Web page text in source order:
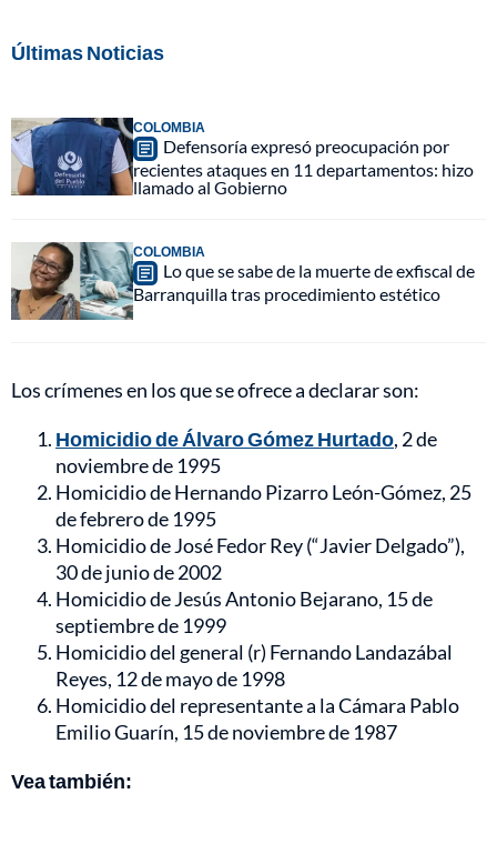
Últimas Noticias
COLOMBIA
Defensoría expresó preocupación por
recientes ataques en 11 departamentos: hizo
llamado al Gobierno
COLOMBIA
Lo que se sabe de la muerte de exfiscal de
Barranquilla tras procedimiento estético
Los crímenes en los que se ofrece a declarar son:
Homicidio de Álvaro Gómez Hurtado, 2 de
noviembre de 1995
Homicidio de Hernando Pizarro León-Gómez, 25
de febrero de 1995
Homicidio de José Fedor Rey (“Javier Delgado”),
30 de junio de 2002
Homicidio de Jesús Antonio Bejarano, 15 de
septiembre de 1999
Homicidio del general (r) Fernando Landazábal
Reyes, 12 de mayo de 1998
Homicidio del representante a la Cámara Pablo
Emilio Guarín, 15 de noviembre de 1987
Vea también: